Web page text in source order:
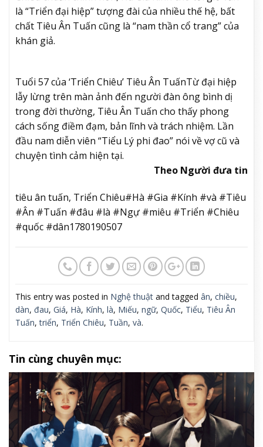
là “Triển đại hiệp” tượng đài của nhiều thế hệ, bất
chất Tiêu Ân Tuấn cũng là “nam thần cổ trang” của
khán giả.
Tuổi 57 của ‘Triển Chiêu’ Tiêu Ân TuấnTừ đại hiệp
lẫy lừng trên màn ảnh đến người đàn ông bình dị
trong đời thường, Tiêu Ân Tuấn cho thấy phong
cách sống điềm đạm, bản lĩnh và trách nhiệm. Lần
đầu nam diễn viên “Tiểu Lý phi đao” nói về vợ cũ và
chuyện tình cảm hiện tại.
Theo Người đưa tin
tiêu ân tuấn, Triển Chiêu#Hà #Gia #Kính #và #Tiêu
#Ân #Tuấn #đâu #là #Ngự #miêu #Triển #Chiêu
#quốc #dân1780190507
This entry was posted in Nghệ thuật and tagged ân, chiều,
dàn, đau, Giá, Hà, Kính, là, Miếu, ngữ, Quốc, Tiểu, Tiêu Ân
Tuấn,triển, Triển Chiêu, Tuần, và.
Tin cùng chuyên mục: